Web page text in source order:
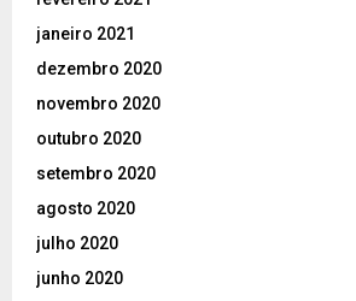
janeiro 2021
dezembro 2020
novembro 2020
outubro 2020
setembro 2020
agosto 2020
julho 2020
junho 2020